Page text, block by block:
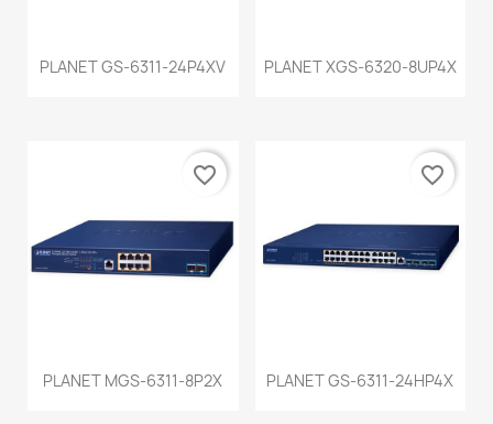
PLANET GS-6311-24P4XV PLANET XGS-6320-8UP4X
PLANET MGS-6311-8P2X
favorite_border
PLANET GS-6311-24HP4X
favorite_border